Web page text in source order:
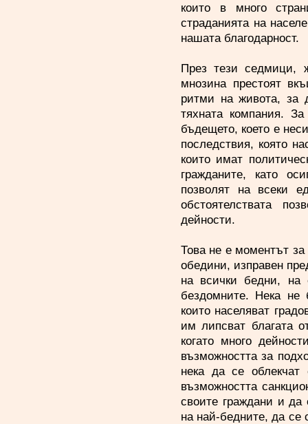
които в много
страданията на
нашата благодарност.
През тези седмици,
мнозина престоят
ритми на живота, за
тяхната компания.
бъдещето, което е
последствия, която
които имат
гражданите, като
позволят на всеки
обстоятелствата
дейности.
Това не е моментът
обедини, изправен
на всички бедни, на
бездомните. Нека не
които населяват
им липсват благата
когато много
възможността за
нека да се облекчат
възможността
своите граждани и да
на най-бедните, да се